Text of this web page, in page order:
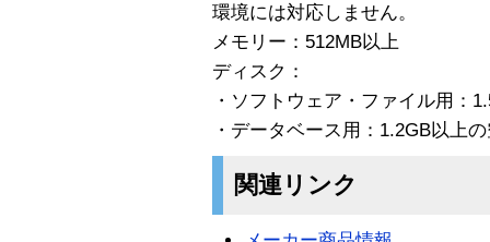
環境には対応しません。
メモリー：512MB以上
ディスク：
・ソフトウェア・ファイル用：
・データベース用：1.2GB以上
関連リンク